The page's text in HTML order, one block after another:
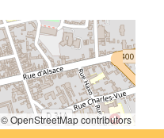
© OpenStreetMap contributors